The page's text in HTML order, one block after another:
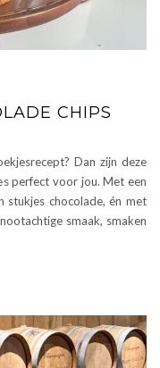
CHIPS
Dan zijn deze
perfect voor jou. Met een
stukjes chocolade, én met
smaak, smaken